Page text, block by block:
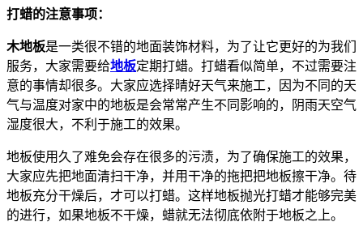
打蜡的注意事项：
木地板是一类很不错的地面装饰材料，为了让它更好的为我们
服务，大家需要给地板定期打蜡。打蜡看似简单，不过需要注
意的事情却很多。大家应选择晴好天气来施工，因为不同的天
气与温度对家中的地板是会常常产生不同影响的，阴雨天空气
湿度很大，不利于施工的效果。
地板使用久了难免会存在很多的污渍，为了确保施工的效果，
大家应先把地面清扫干净，并用干净的拖把把地板擦干净。待
地板充分干燥后，才可以打蜡。这样地板抛光打蜡才能够完美
的进行，如果地板不干燥，蜡就无法彻底依附于地板之上。